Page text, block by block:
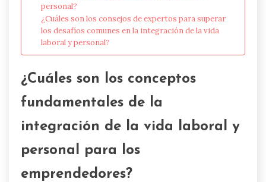
personal?
¿Cuáles son los consejos de expertos para superar
los desafíos comunes en la integración de la vida
laboral y personal?
¿Cuáles son los conceptos
fundamentales de la
integración de la vida laboral y
personal para los
emprendedores?